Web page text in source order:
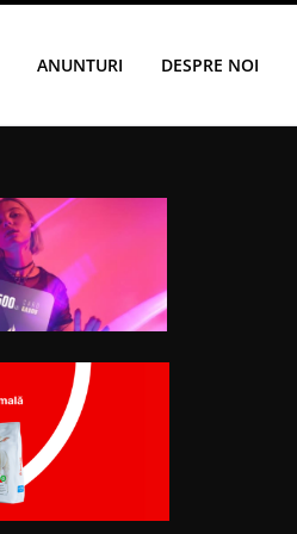
ANUNTURI DESPRE NOI